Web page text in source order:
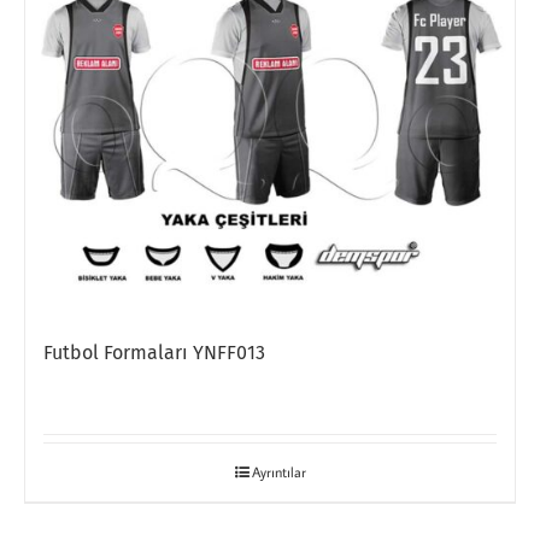
Futbol Formaları YNFF013
Ayrıntılar